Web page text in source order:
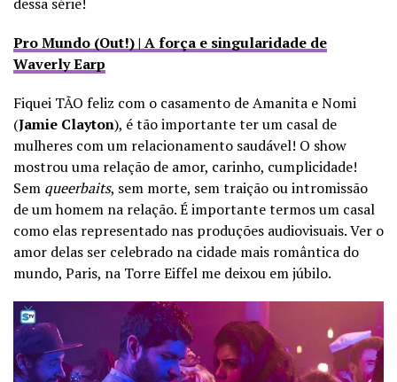
Pro Mundo (Out!) | A força e singularidade de
Waverly Earp
Fiquei TÃO feliz com o casamento de Amanita e Nomi
(Jamie Clayton), é tão importante ter um casal de
mulheres com um relacionamento saudável! O show
mostrou uma relação de amor, carinho, cumplicidade!
Sem queerbaits, sem morte, sem traição ou intromissão
de um homem na relação. É importante termos um casal
como elas representado nas produções audiovisuais. Ver o
amor delas ser celebrado na cidade mais romântica do
mundo, Paris, na Torre Eiffel me deixou em júbilo.